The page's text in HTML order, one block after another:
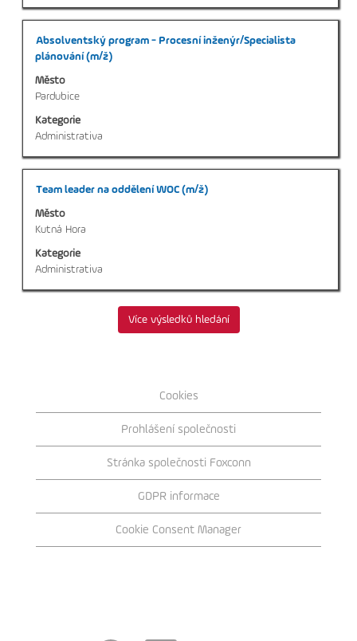
profesi.
Titul
Absolventský program - Procesní inženýr/Specialista
plánování (m/ž)
Město
Pardubice
Kategorie
Administrativa
Vyberte
mezerníkem
zobrazení
veškerých
o
profesi.
Titul
Team leader na oddělení WOC (m/ž)
Město
Kutná Hora
Kategorie
Administrativa
Vyberte
mezerníkem
zobrazení
informací
o
profesi.
Více výsledků hledání
Cookies
Prohlášení společnosti
Stránka společnosti Foxconn
GDPR informace
Cookie Consent Manager